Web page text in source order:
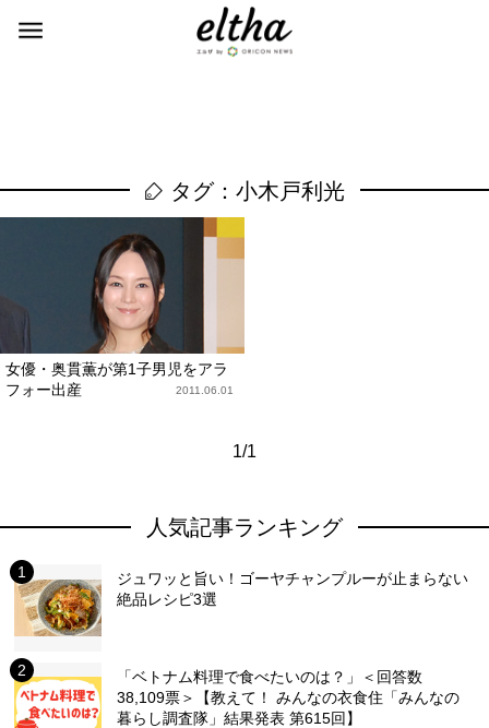
タグ：小木戸利光
女優・奥貫薫が第1子男児をアラ
フォー出産
2011.06.01
1/1
人気記事ランキング
ジュワッと旨い！ゴーヤチャンプルーが止まらない
絶品レシピ3選
「ベトナム料理で食べたいのは？」＜回答数
38,109票＞【教えて！ みんなの衣食住「みんなの
暮らし調査隊」結果発表 第615回】